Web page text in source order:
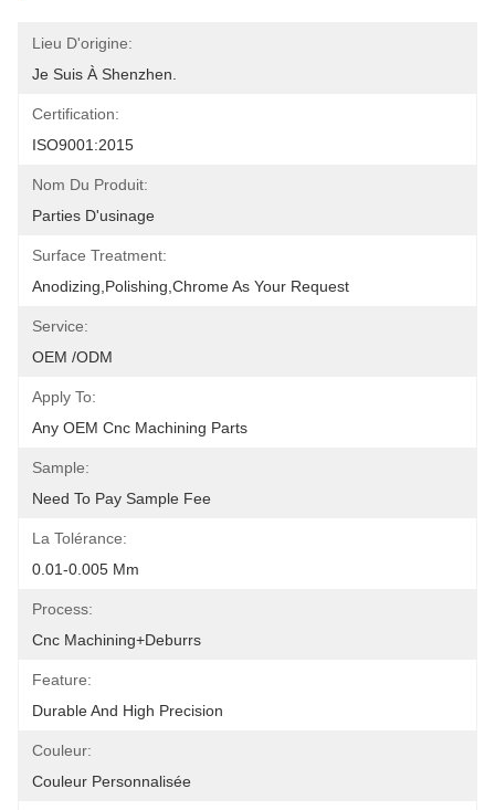
Lieu D'origine:
Je Suis À Shenzhen.
Certification:
ISO9001:2015
Nom Du Produit:
Parties D'usinage
Surface Treatment:
Anodizing,polishing,chrome As Your Request
Service:
OEM /ODM
Apply To:
Any OEM Cnc Machining Parts
Sample:
Need To Pay Sample Fee
La Tolérance:
0.01-0.005 Mm
Process:
Cnc Machining+deburrs
Feature:
Durable And High Precision
Couleur:
Couleur Personnalisée